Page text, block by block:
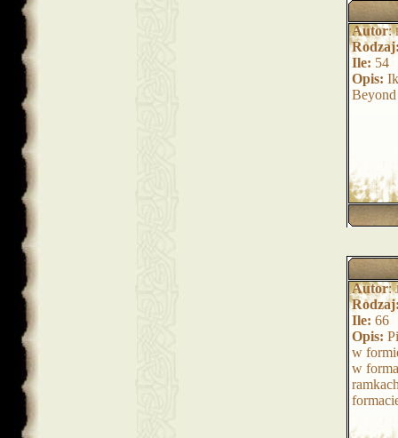
Autor:
Ile: 54
Opis:
Beyond
Autor:
Ile: 66
Opis:
w
w